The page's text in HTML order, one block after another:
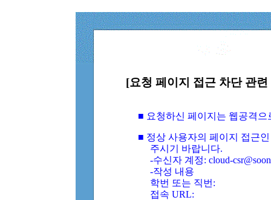
[요청 페이지 접근 차단 관
■ 요청하신 페이지는 웹공격
■ 정상 사용자의 페이지 접근
주시기 바랍니다.
-수신자 계정: cloud-
-작성 내용
학번 또는 직번:
접속 URL: